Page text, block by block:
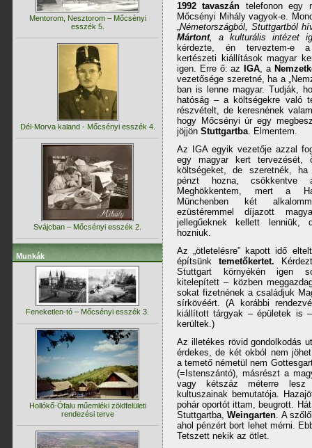
Mentorom, Nesztorom – Mőcsényi
esszék 5.
Dél-Morva kaland - Mőcsényi esszék 4.
Svájcban – Mőcsényi esszék 2.
Munkák
Feneketlen-tó – Mőcsényi esszék 3.
Hollókő-Ófalu műemléki zöldfelületi
rendezési terve
1992 tavaszán telefonon egy
Mőcsényi Mihály vagyok-e.
„Németországból, Stuttgartból
Mártont, a kulturális intézet
kérdezte, én terveztem-e
kertészeti kiállítások magyar
igen. Erre ő: az
IGA, a
vezetősége szeretné, ha a
ban is lenne magyar. Tudják,
hatóság – a költségekre való
részvételt, de keresnének
hogy Mőcsényi úr egy
jöjjön Stuttgartba. Elmentem.
Az IGA egyik vezetője azzal
egy magyar kert
költségeket, de szeretnék,
pénzt hozna, csökkentve
Meghökkentem, mert a
Münchenben két
ezüstéremmel díjazott
jellegűeknek kellett
hozniuk.
Az „ötletelésre” kapott idő
építsünk temetőkertet.
Stuttgart környékén igen
kitelepített – közben
sokat fizetnének a családjuk
sírkövéért. (A korábbi
kiállított tárgyak – épületek is
kerültek.)
Az illetékes rövid gondolkodás
érdekes, de két okból nem
a temető németül nem
(=Istenszántó), másrészt a
vagy kétszáz méterre
kultuszainak bemutatója.
pohár oportót ittam, beugrott.
Stuttgartba, Weingarten. A
ahol pénzért bort lehet mérni.
Tetszett nekik az ötlet.